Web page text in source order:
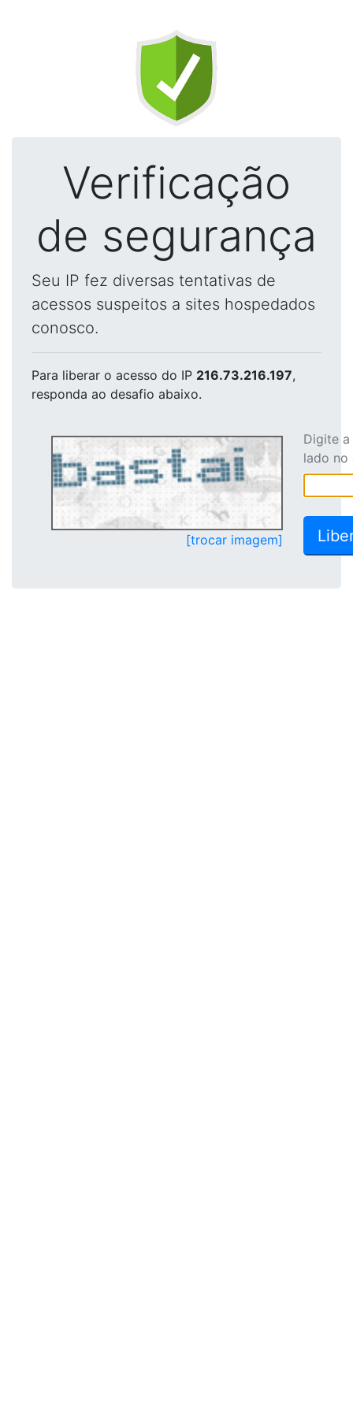
Verificação
de segurança
Seu IP fez diversas tentativas de
acessos suspeitos a sites hospedados
conosco.
Para liberar o acesso do IP 216.73.216.197,
responda ao desafio abaixo.
[trocar imagem]
Digite
lado no